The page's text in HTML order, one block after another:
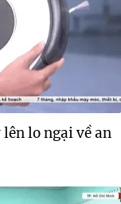
lo ngại về an